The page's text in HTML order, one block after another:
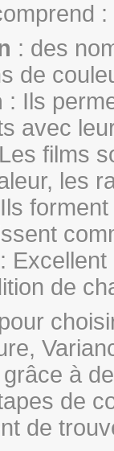
:
: des
de
: Ils
avec
films
les
:
de
à
de
de